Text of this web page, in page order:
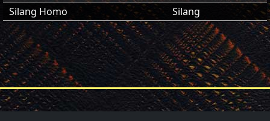
Silang Homo
Silang